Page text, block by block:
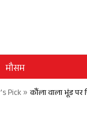
मौसम
Pick» कौंला वाला भूंड